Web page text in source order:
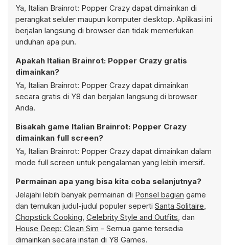
Ya, Italian Brainrot: Popper Crazy dapat dimainkan di
perangkat seluler maupun komputer desktop. Aplikasi ini
berjalan langsung di browser dan tidak memerlukan
unduhan apa pun.
Apakah Italian Brainrot: Popper Crazy gratis
dimainkan?
Ya, Italian Brainrot: Popper Crazy dapat dimainkan
secara gratis di Y8 dan berjalan langsung di browser
Anda.
Bisakah game Italian Brainrot: Popper Crazy
dimainkan full screen?
Ya, Italian Brainrot: Popper Crazy dapat dimainkan dalam
mode full screen untuk pengalaman yang lebih imersif.
Permainan apa yang bisa kita coba selanjutnya?
Jelajahi lebih banyak permainan di Ponsel bagian game
dan temukan judul-judul populer seperti Santa Solitaire,
Chopstick Cooking, Celebrity Style and Outfits, dan
House Deep: Clean Sim - Semua game tersedia
dimainkan secara instan di Y8 Games.